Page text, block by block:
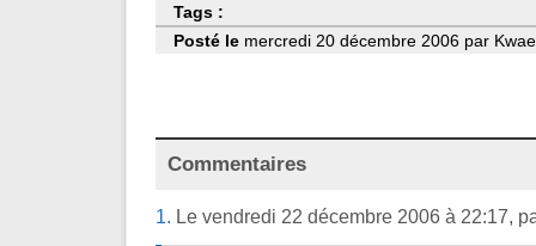
Tags :
Posté le mercredi 20 décembre 2006 par
Commentaires
1. Le vendredi 22 décembre 2006 à 22:17,